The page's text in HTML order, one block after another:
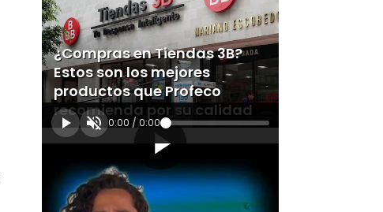
¿Compras en Tiendas 3B?
Estos son los mejores
productos que Profeco
recomienda por su calidad
0:00 / 0:00
[Publicidad]